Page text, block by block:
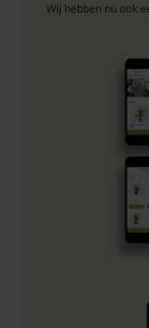
Wij hebben nu ook